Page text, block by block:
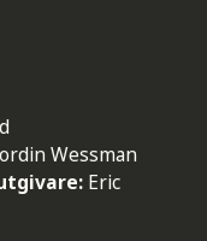
Wessman
Eric